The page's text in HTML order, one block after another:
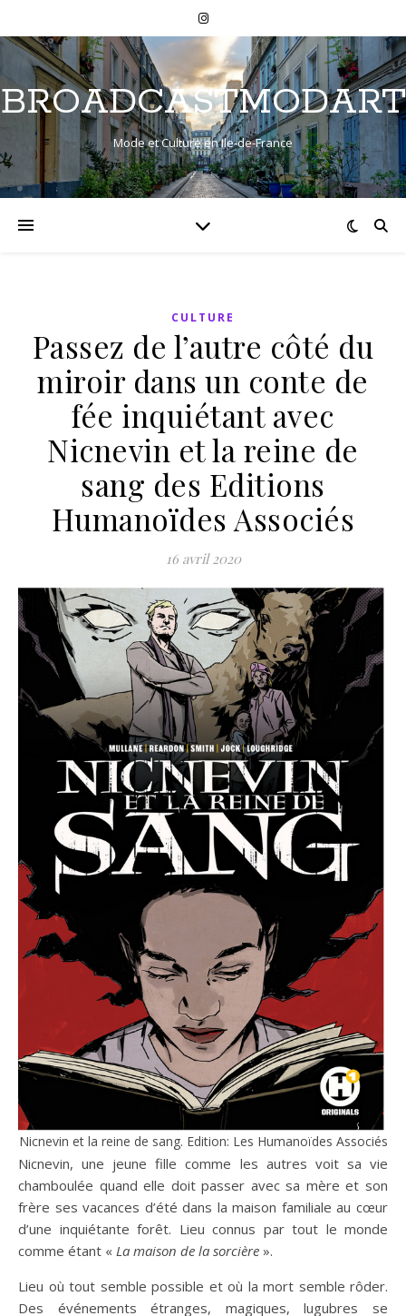
BROADCASTMODART
Mode et Culture en Ile-de-France
CULTURE
Passez de l’autre côté du
miroir dans un conte de
fée inquiétant avec
Nicnevin et la reine de
sang des Editions
Humanoïdes Associés
16 avril 2020
Nicnevin et la reine de sang. Edition: Les Humanoïdes Associés
Nicnevin, une jeune fille comme les autres voit sa vie
chamboulée quand elle doit passer avec sa mère et son
frère ses vacances d’été dans la maison familiale au cœur
d’une inquiétante forêt. Lieu connus par tout le monde
comme étant « La maison de la sorcière ».
Lieu où tout semble possible et où la mort semble rôder.
Des événements étranges, magiques, lugubres se